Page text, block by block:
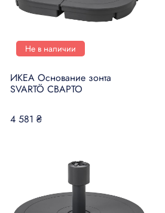
Не в наличии
ИКЕА Основание зонта
SVARTÖ СВАРТО
4 581 ₴